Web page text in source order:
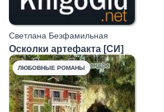
Светлана Безфамильная
Осколки артефакта [СИ]
ЛЮБОВНЫЕ РОМАНЫ